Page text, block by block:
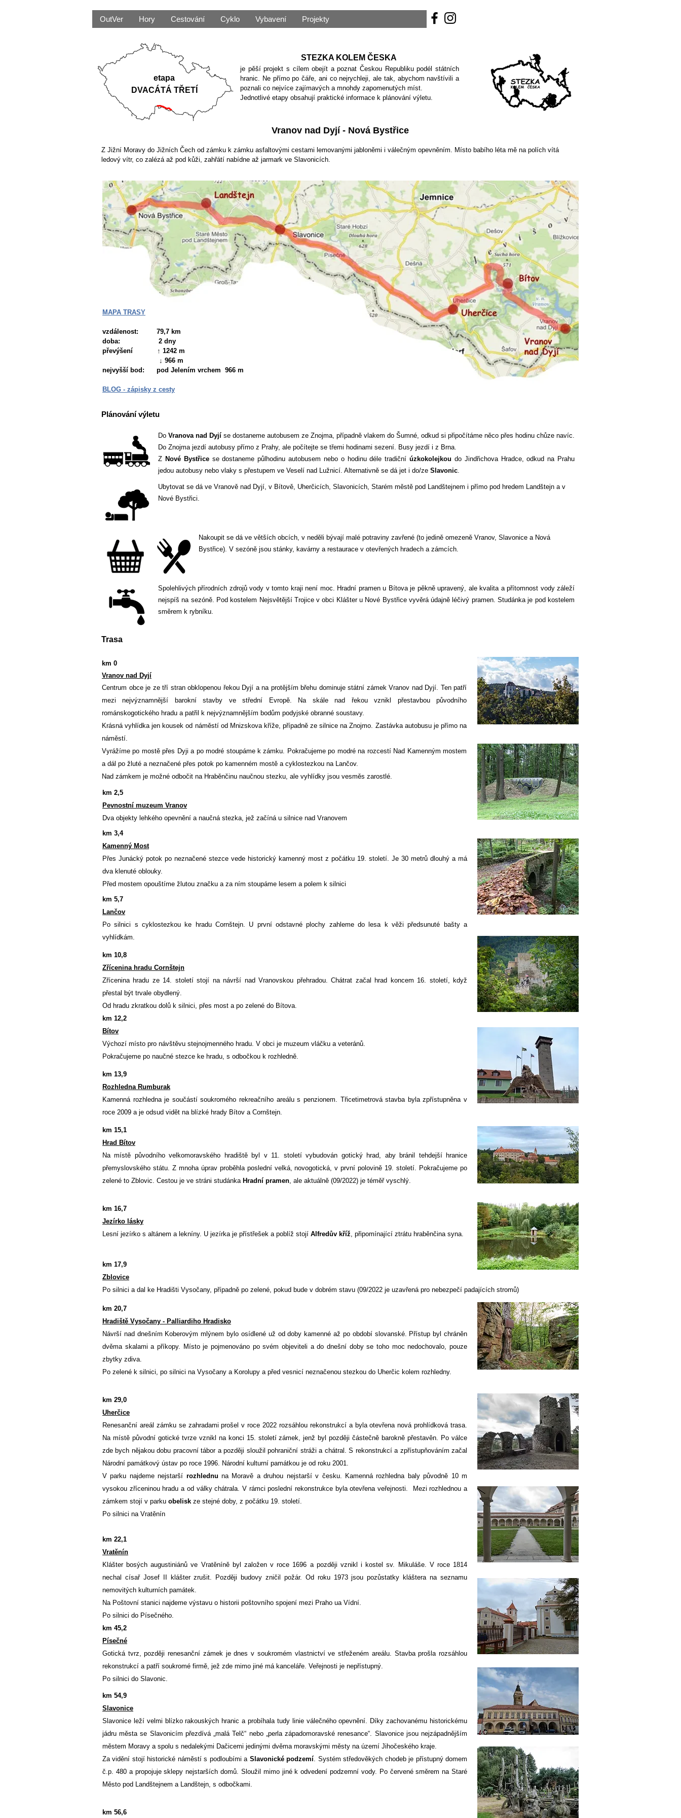
OutVer Hory Cestování Cyklo Vybavení Projekty
etapa
DVACÁTÁ TŘETÍ
STEZKA KOLEM ČESKA
je pěší projekt s cílem obejít a poznat Českou Republiku podél státních
hranic. Ne přímo po čáře, ani co nejrychleji, ale tak, abychom navštívili a
poznali co nejvíce zajímavých a mnohdy zapomenutých míst.
Jednotlivé etapy obsahují praktické informace k plánování výletu.
Vranov nad Dyjí - Nová Bystřice
Z Jižní Moravy do Jižních Čech od zámku k zámku asfaltovými cestami lemovanými jabloněmi i válečným opevněním. Místo babího léta mě na polích vítá
ledový vítr, co zalézá až pod kůži, zahřátí nabídne až jarmark ve Slavonicích.
MAPA TRASY
vzdálenost: 79,7 km
doba: 2 dny
převýšení ↑ 1242 m
↓ 966 m
nejvyšší bod: pod Jelením vrchem 966 m
BLOG - zápisky z cesty
Plánování výletu
Do Vranova nad Dyjí se dostaneme autobusem ze Znojma, případně vlakem do Šumné, odkud si připočítáme něco přes hodinu chůze navíc.
Do Znojma jezdí autobusy přímo z Prahy, ale počítejte se třemi hodinami sezení. Busy jezdí i z Brna.
Z Nové Bystřicese dostaneme půlhodinu autobusem nebo o hodinu déle tradičníúzkokolejkou do Jindřichova Hradce, odkud na Prahu
jedou autobusy nebo vlaky s přestupem ve Veselí nad Lužnicí. Alternativně se dá jet i do/ze Slavonic.
Ubytovat se dá ve Vranově nad Dyjí, v Bítově, Uherčicích, Slavonicích, Starém městě pod Landštejnem i přímo pod hredem Landštejn a v
Nové Bystřici.
Nakoupit se dá ve větších obcích, v neděli bývají malé potraviny zavřené (to jedině omezeně Vranov, Slavonice a Nová
Bystřice). V sezóně jsou stánky, kavárny a restaurace v otevřených hradech a zámcích.
Spolehlivých přírodních zdrojů vody v tomto kraji není moc. Hradní pramen u Bítova je pěkně upravený, ale kvalita a přítomnost vody záleží
nejspíš na sezóně. Pod kostelem Nejsvětější Trojice v obci Klášter u Nové Bystřice vyvěrá údajně léčivý pramen. Studánka je pod kostelem
směrem k rybníku.
Trasa
km 0
Vranov nad Dyjí
Centrum obce je ze tří stran obklopenou řekou Dyjí a na protějším břehu dominuje státní zámek Vranov nad Dyjí. Ten patří
mezi nejvýznamnější barokní stavby ve střední Evropě. Na skále nad řekou vznikl přestavbou původního
románskogotického hradu a patřil k nejvýznamnějším bodům podyjské obranné soustavy.
Krásná vyhlídka jen kousek od náměstí od Mnizskova kříže, případně ze silnice na Znojmo. Zastávka autobusu je přímo na
náměstí.
Vyrážíme po mostě přes Dyji a po modré stoupáme k zámku. Pokračujeme po modré na rozcestí Nad Kamenným mostem
a dál po žluté a neznačené přes potok po kamenném mostě a cyklostezkou na Lančov.
Nad zámkem je možné odbočit na Hraběnčinu naučnou stezku, ale vyhlídky jsou vesměs zarostlé.
km 2,5
Pevnostní muzeum Vranov
Dva objekty lehkého opevnění a naučná stezka, jež začíná u silnice nad Vranovem
km 3,4
Kamenný Most
Přes Junácký potok po neznačené stezce vede historický kamenný most z počátku 19. století. Je 30 metrů dlouhý a má
dva klenuté oblouky.
Před mostem opouštíme žlutou značku a za ním stoupáme lesem a polem k silnici
km 5,7
Lančov
Po silnici s cyklostezkou ke hradu Cornštejn. U první odstavné plochy zahleme do lesa k věži předsunuté bašty a
vyhlídkám.
km 10,8
Zřícenina hradu Cornštejn
Zřícenina hradu ze 14. století stojí na návrší nad Vranovskou přehradou. Chátrat začal hrad koncem 16. století, když
přestal být trvale obydlený.
Od hradu zkratkou dolů k silnici, přes most a po zelené do Bítova.
km 12,2
Bítov
Výchozí místo pro návštěvu stejnojmenného hradu. V obci je muzeum vláčku a veteránů.
Pokračujeme po naučné stezce ke hradu, s odbočkou k rozhledně.
km 13,9
Rozhledna Rumburak
Kamenná rozhledna je součástí soukromého rekreačního areálu s penzionem. Třicetimetrová stavba byla zpřístupněna v
roce 2009 a je odsud vidět na blízké hrady Bítov a Cornštejn.
km 15,1
Hrad Bítov
Na místě původního velkomoravského hradiště byl v 11. století vybudován gotický hrad, aby bránil tehdejší hranice
přemyslovského státu. Z mnoha úprav proběhla poslední velká, novogotická, v první polovině 19. století. Pokračujeme po
zelené to Zblovic. Cestou je ve stráni studánka Hradní pramen, ale aktuálně (09/2022) je téměř vyschlý.
km 16,7
Jezírko lásky
Lesní jezírko s altánem a lekníny. U jezírka je přístřešek a poblíž stojí Alfredův kříž, připomínající ztrátu hraběnčina syna.
km 17,9
Zblovice
Po silnici a dal ke Hradišti Vysočany, případně po zelené, pokud bude v dobrém stavu (09/2022 je uzavřená pro nebezpečí padajících stromů)
km 20,7
Hradiště Vysočany - Palliardiho Hradisko
Návrší nad dnešním Koberovým mlýnem bylo osídlené už od doby kamenné až po období slovanské. Přístup byl chráněn
dvěma skalami a příkopy. Místo je pojmenováno po svém objeviteli a do dnešní doby se toho moc nedochovalo, pouze
zbytky zdiva.
Po zelené k silnici, po silnici na Vysočany a Korolupy a před vesnicí neznačenou stezkou do Uherčic kolem rozhledny.
km 29,0
Uherčice
Renesanční areál zámku se zahradami prošel v roce 2022 rozsáhlou rekonstrukcí a byla otevřena nová prohlídková trasa.
Na místě původní gotické tvrze vznikl na konci 15. století zámek, jenž byl později částečně barokně přestavěn. Po válce
zde bych nějakou dobu pracovní tábor a později sloužil pohraniční stráži a chátral. S rekonstrukcí a zpřístupňováním začal
Národní památkový ústav po roce 1996. Národní kulturní památkou je od roku 2001.
V parku najdeme nejstarší rozhlednu na Moravě a druhou nejstarší v česku. Kamenná rozhledna baly původně 10 m
vysokou zříceninou hradu a od války chátrala. V rámci poslední rekonstrukce byla otevřena veřejnosti. Mezi rozhlednou a
zámkem stojí v parku obelisk ze stejné doby, z počátku 19. století.
Po silnici na Vratěnín
km 22,1
Vratěnín
Klášter bosých augustiniánů ve Vratěníně byl založen v roce 1696 a později vznikl i kostel sv. Mikuláše. V roce 1814
nechal císař Josef II klášter zrušit. Později budovy zničil požár. Od roku 1973 jsou pozůstatky kláštera na seznamu
nemovitých kulturních památek.
Na Poštovní stanici najdeme výstavu o historii poštovního spojení mezi Praho ua Vídní.
Po silnici do Písečného.
km 45,2
Písečné
Gotická tvrz, později renesanční zámek je dnes v soukromém vlastnictví ve střeženém areálu. Stavba prošla rozsáhlou
rekonstrukcí a patří soukromé firmě, jež zde mimo jiné má kanceláře. Veřejnosti je nepřístupný.
Po silnici do Slavonic.
km 54,9
Slavonice
Slavonice leží velmi blízko rakouských hranic a probíhala tudy linie válečného opevnění. Díky zachovanému historickému
jádru města se Slavonicím přezdívá „malá Telč“ nebo „perla západomoravské renesance“. Slavonice jsou nejzápadnějším
městem Moravy a spolu s nedalekými Dačicemi jedinými dvěma moravskými městy na území Jihočeského kraje.
Za vidění stojí historické náměstí s podloubími a Slavonické podzemí. Systém středověkých chodeb je přístupný domem
č.p. 480 a propojuje sklepy nejstarších domů. Sloužil mimo jiné k odvedení podzemní vody. Po červené směrem na Staré
Město pod Landštejnem a Landštejn, s odbočkami.
km 56,6